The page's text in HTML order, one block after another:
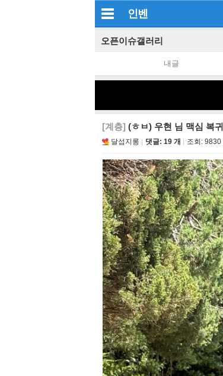
인벤
오픈이슈갤러리
내글
[계층] (ㅎㅂ) 우현 님 맥심 복귀
달섭지롱 댓글: 19 개 조회: 9830